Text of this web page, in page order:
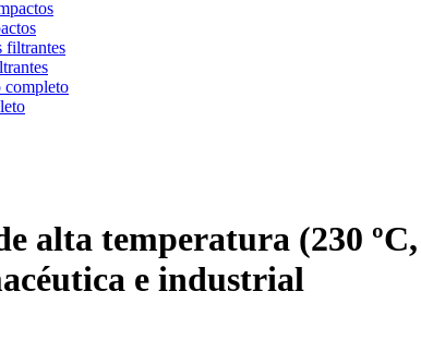
completo
alta temperatura (230
e industrial